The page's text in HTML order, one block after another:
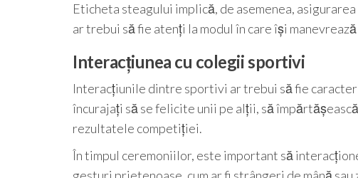
Eticheta steagului implică, de asemenea,
ar trebui să fie atenți la modul în care își
Interacțiunea cu colegii sportivi
Interacțiunile dintre sportivi ar trebui să fie
încurajați să se felicite unii pe alții, să
rezultatele competiției.
În timpul ceremoniilor, este important să